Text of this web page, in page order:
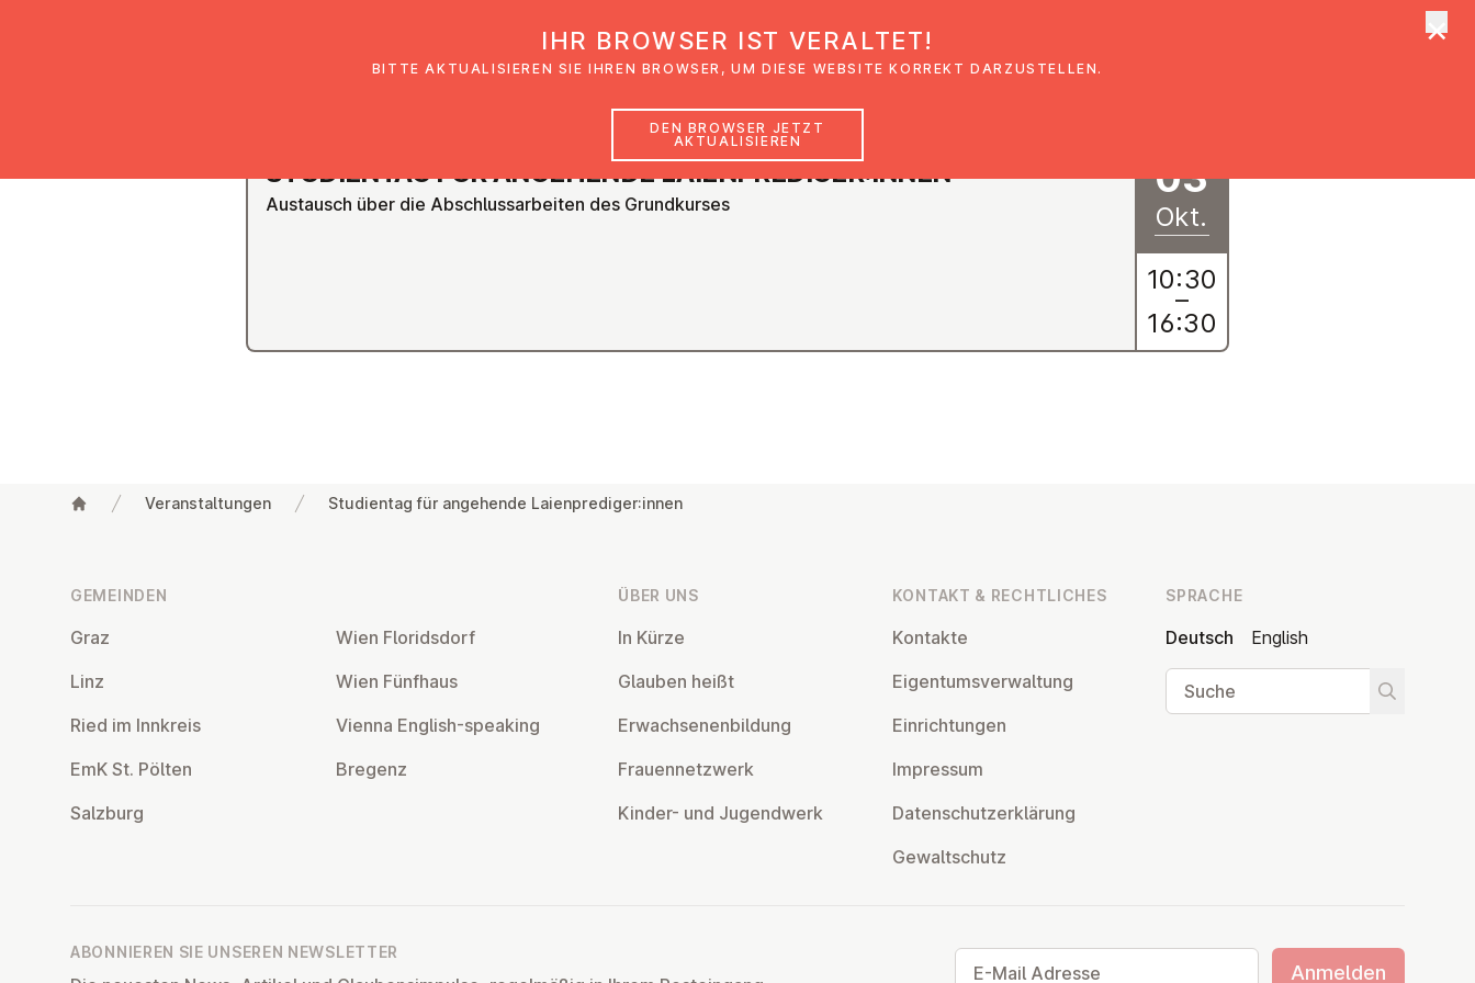
Glaubensimpulse News Veranstaltungen
STU­DI­EN­TAG FÜR ANGEHENDE LAI­EN­PRE­DI­GER:INNEN
Austausch über die Abschlussarbeiten des Grundkurses
03
Okt.
10:30
–
16:30
Veranstaltungen Studientag für angehende Laienprediger:innen
GEMEINDEN
Graz
Linz
Ried im Innkreis
EmK St. Pölten
Salzburg
Wien Flo­rids­dorf
Wien Fünfhaus
Vienna English-speaking
Bregenz
ÜBER UNS
In Kürze
Glauben heißt
Er­wach­se­nen­bil­dung
Frau­en­netz­werk
Kinder- und Ju­gend­werk
KONTAKT & RECHT­LI­CHES
Kontakte
Ei­gen­tums­ver­wal­tung
Ein­rich­tun­gen
Impressum
Da­ten­schutz­er­klä­rung
Ge­walt­schutz
SPRACHE
Deutsch
English
Suche
Suche
ABONNIEREN SIE UNSEREN NEWSLETTER
Anmelden
IHR BROWSER IST VERALTET!
BITTE AKTUALISIEREN SIE IHREN BROWSER, UM DIESE WEBSITE KORREKT DARZUSTELLEN.
DEN BROWSER JETZT
AKTUALISIEREN
×